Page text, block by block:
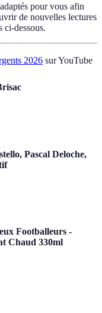
pour vous afin
de nouvelles lectures
ci-dessous.
2026 sur YouTube
Pascal Deloche,
Footballeurs -
Chaud 330ml